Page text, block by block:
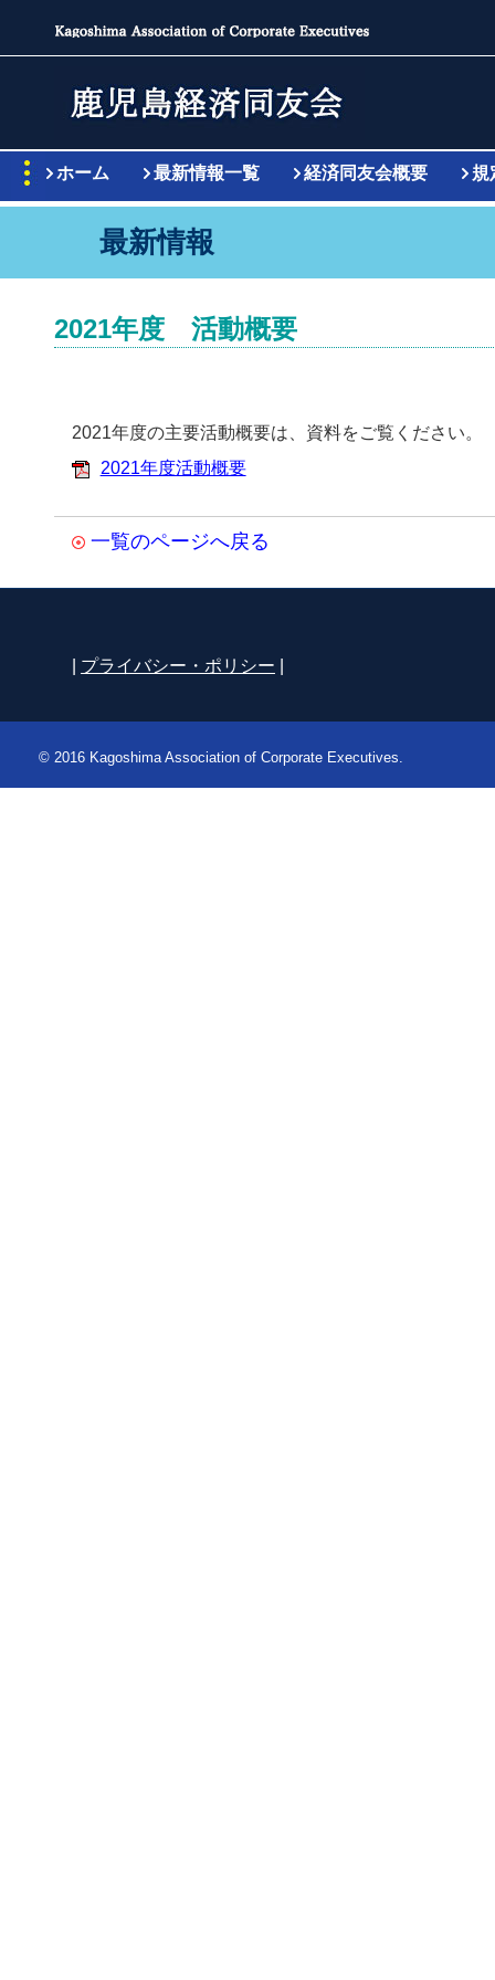
ホーム 最新情報一覧 経済同友会概要 規
最新情報
2021年度 活動概要
2021年度の主要活動概要は、資料をご覧ください。
2021年度活動概要
一覧のページへ戻る
プライバシー・ポリシー
© 2016 Kagoshima Association of Corporate Executives.